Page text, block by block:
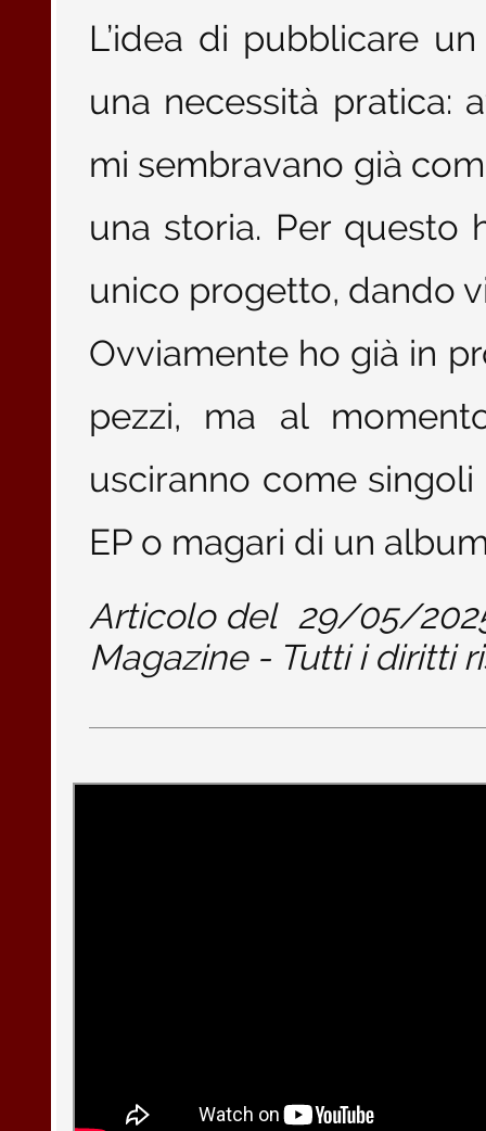
L’idea di pubblicare
una necessità pratica:
mi sembravano già
una storia. Per questo
unico progetto, dando
Ovviamente ho già in
pezzi, ma al
usciranno come
EP o magari di un
Articolo del 29/05/
Magazine - Tutti i diritti